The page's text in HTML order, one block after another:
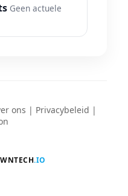
Geen actuele
ons | Privacybeleid |
.IO